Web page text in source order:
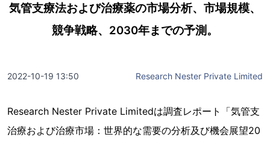
気管支療法および治療薬の市場分析、市場規模、
競争戦略、2030年までの予測。
2022-10-19 13:50 Research Nester Private Limited
Research Nester Private Limitedは調査レポート「気管支
治療および治療市場：世界的な需要の分析及び機会展望20